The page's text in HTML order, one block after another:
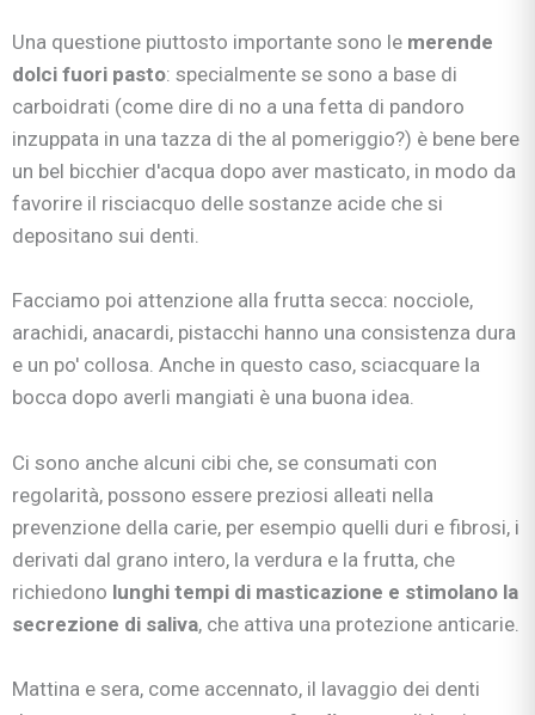
Una questione piuttosto importante sono le merende
dolci fuori pasto: specialmente se sono a base di
carboidrati (come dire di no a una fetta di pandoro
inzuppata in una tazza di the al pomeriggio?) è bene bere
un bel bicchier d'acqua dopo aver masticato, in modo da
favorire il risciacquo delle sostanze acide che si
depositano sui denti.
Facciamo poi attenzione alla frutta secca: nocciole,
arachidi, anacardi, pistacchi hanno una consistenza dura
e un po' collosa. Anche in questo caso, sciacquare la
bocca dopo averli mangiati è una buona idea.
Ci sono anche alcuni cibi che, se consumati con
regolarità, possono essere preziosi alleati nella
prevenzione della carie, per esempio quelli duri e fibrosi, i
derivati dal grano intero, la verdura e la frutta, che
richiedono lunghi tempi di masticazione e stimolano la
secrezione di saliva, che attiva una protezione anticarie.
Mattina e sera, come accennato, il lavaggio dei denti